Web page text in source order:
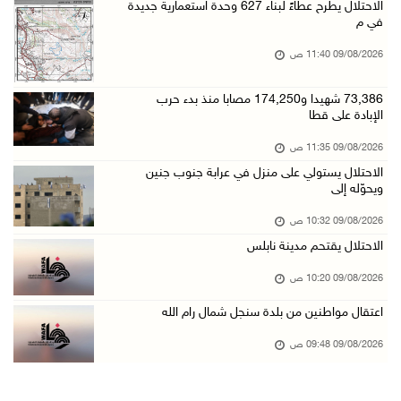
إجلاء آلاف السكان مع اتساع حرائق الغابات غرب ...
09/آب/2026 09:41 ص
جيش الاحتلال يواصل نسف المنازل واستهداف خيام ...
الاحتلال يطلق النار على راعي أغنام في إذنا وي ...
09/آب/2026 09:18 ص
الملتقى الثاني لـ"شعراء من أجل فلسطين" في الأ ...
مستعمرون إرهابيون يحرقون مسكنا بمسافر يطا جنو ...
أسعار العملات مقابل الشيقل
09/آب/2026 08:44 ص
الاحتلال يقتحم عدة قرى في نابلس ويداهم منازل ...
الاحتلال يطرح عطاءً لبناء 627 وحدة استعمارية جديدة
في م
09/08/2026 11:40 ص
73,386 شهيدا و174,250 مصابا منذ بدء حرب
الإبادة على قطا
09/08/2026 11:35 ص
الاحتلال يستولي على منزل في عرابة جنوب جنين
ويحوّله إلى
09/08/2026 10:32 ص
الاحتلال يقتحم مدينة نابلس
09/08/2026 10:20 ص
اعتقال مواطنين من بلدة سنجل شمال رام الله
09/08/2026 09:48 ص